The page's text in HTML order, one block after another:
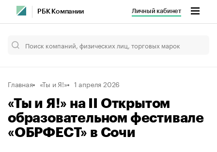
РБК Компании Личный кабинет
Главная «Ты и Я!» 1 апреля 2026
«Ты и Я!» на II Открытом
образовательном фестивале
«ОБРФЕСТ» в Сочи